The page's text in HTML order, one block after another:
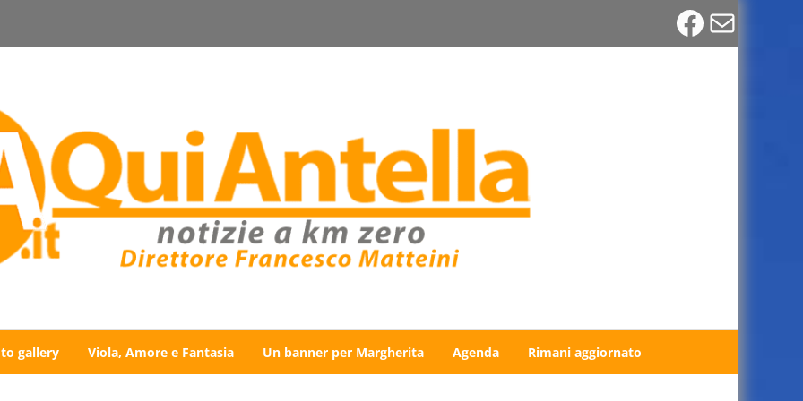
Email
gallery Viola, Amore e Fantasia Un banner per Margherita Agenda Rimani aggiornato